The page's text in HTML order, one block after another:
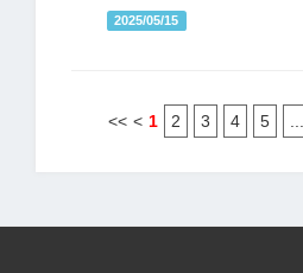
2025/05/15
<< < 1 2 3 4 5